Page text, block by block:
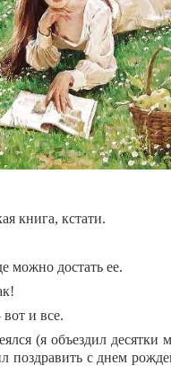
книга, кстати.
можно достать ее.
и все.
(я объездил
поздравить с днем